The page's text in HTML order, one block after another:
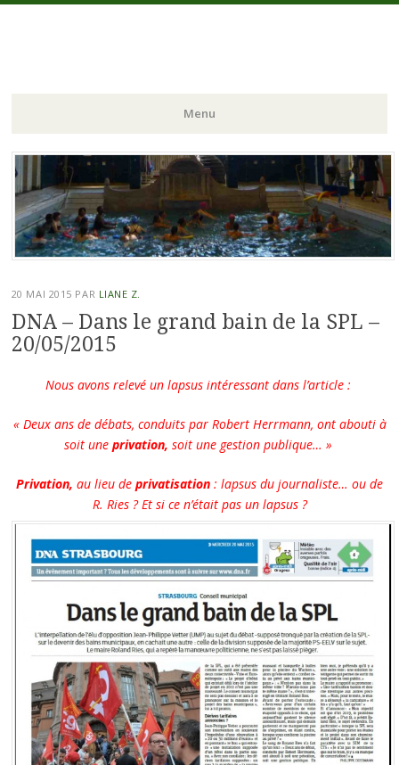
Menu
Aller
au
contenu
principal
20 MAI 2015 PAR LIANE Z.
DNA – Dans le grand bain de la SPL –
20/05/2015
Nous avons relevé un lapsus intéressant dans l’article :
« Deux ans de débats, conduits par Robert Herrmann, ont abouti à
soit une privation, soit une gestion publique… »
Privation, au lieu de privatisation : lapsus du journaliste… ou de
R. Ries ?Et si ce n’était pas un lapsus ?